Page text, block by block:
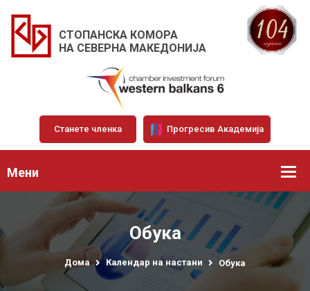
СТОПАНСКА КОМОРА
НА СЕВЕРНА МАКЕДОНИЈА
Станете членка Прогресив Академија
Мени
Обука
Дома Календар на настани Обука